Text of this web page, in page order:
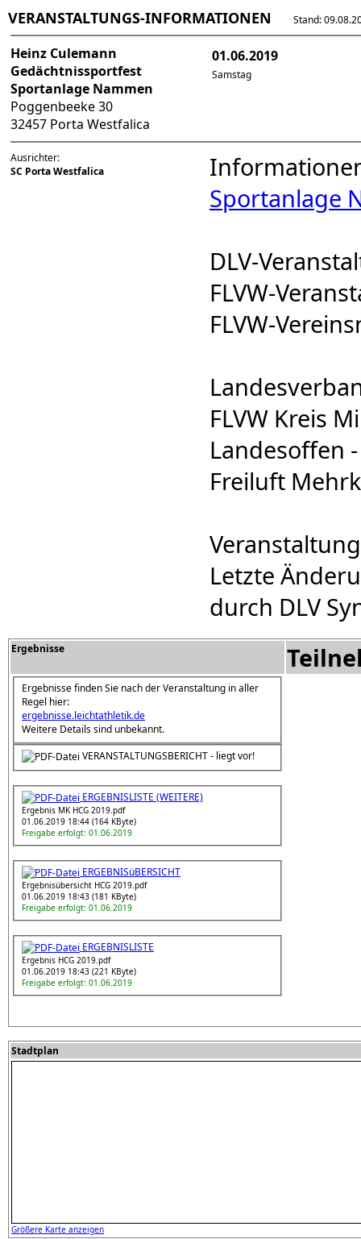
VERANSTALTUNGS-INFORMATIONEN Stand:
Heinz Culemann
Gedächtnissportfest
Sportanlage Nammen
Poggenbeeke 30
32457 Porta Westfalica
01.06.2019
Samstag
Ausrichter:
SC Porta Westfalica
Sportanlage
DLV-
FLVW-
FLVW-
FLVW Kreis
Landesoffen
Freiluft
Letzte
durch DLV
Ergebnisse
Ergebnisse finden Sie nach der Veranstaltung in aller
Regel hier:
ergebnisse.leichtathletik.de
Weitere Details sind unbekannt.
VERANSTALTUNGSBERICHT - liegt vor!
ERGEBNISLISTE (WEITERE)
Ergebnis MK HCG 2019.pdf
01.06.2019 18:44 (164 KByte)
Freigabe erfolgt: 01.06.2019
ERGEBNISüBERSICHT
Ergebnisübersicht HCG 2019.pdf
01.06.2019 18:43 (181 KByte)
Freigabe erfolgt: 01.06.2019
ERGEBNISLISTE
Ergebnis HCG 2019.pdf
01.06.2019 18:43 (221 KByte)
Freigabe erfolgt: 01.06.2019
Stadtplan
Größere Karte anzeigen